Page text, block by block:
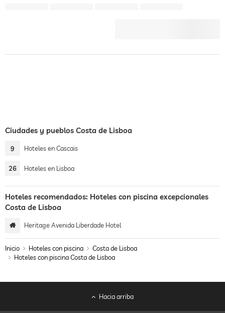
Ciudades y pueblos Costa de Lisboa
9 Hoteles en Cascais
26 Hoteles en Lisboa
Hoteles recomendados: Hoteles con piscina excepcionales
Costa de Lisboa
Heritage Avenida Liberdade Hotel
Inicio Hoteles con piscina
Costa de Lisboa
Hoteles con piscina Costa de Lisboa
Hacia arriba